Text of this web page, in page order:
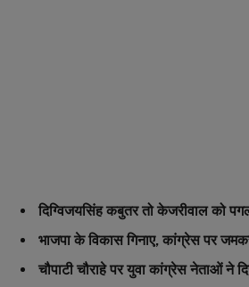
दिग्विजयसिंह कबुतर तो केजरीवाल को
भाजपा के विकास गिनाए, कांग्रेस पर
चौपाटी चौराहे पर युवा कांग्रेस नेताओं ने